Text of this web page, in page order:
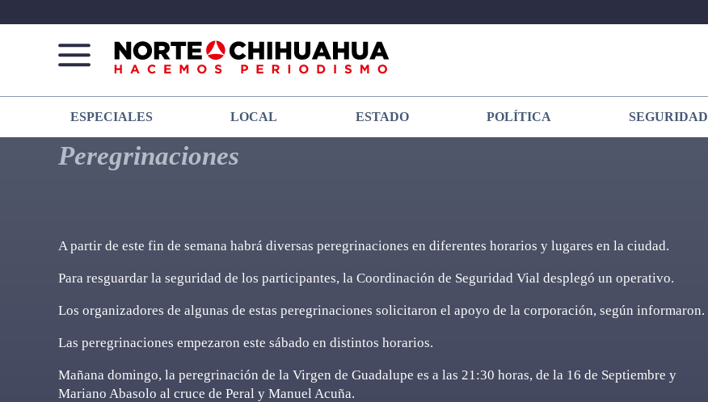
Norte
De
Chihuahua
Más
que
noticias,
hacemos periodismo
ESPECIALES LOCAL ESTADO POLÍTICA SEGURIDAD
Peregrinaciones
A partir de este fin de semana habrá diversas peregrinaciones en diferentes horarios y lugares en la ciudad.
Para resguardar la seguridad de los participantes, la Coordinación de Seguridad Vial desplegó un operativo.
Los organizadores de algunas de estas peregrinaciones solicitaron el apoyo de la corporación, según informaron.
Las peregrinaciones empezaron este sábado en distintos horarios.
Mañana domingo, la peregrinación de la Virgen de Guadalupe es a las 21:30 horas, de la 16 de Septiembre y
Mariano Abasolo al cruce de Peral y Manuel Acuña.